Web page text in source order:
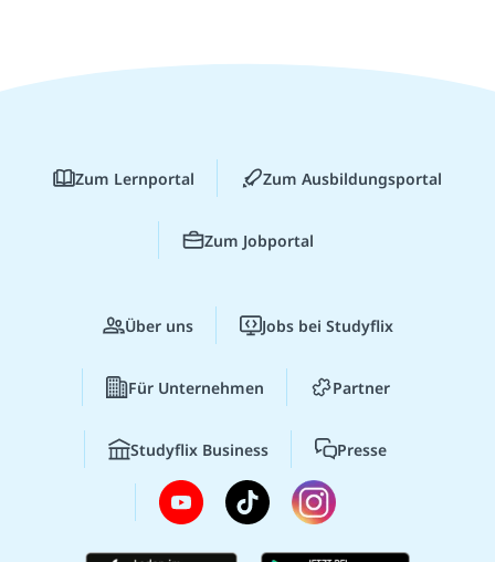
Zum Lernportal Zum Ausbildungsportal
Zum Jobportal
Über uns Jobs bei Studyflix
Für Unternehmen Partner
Studyflix Business Presse